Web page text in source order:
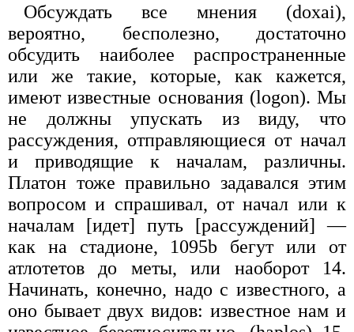
Обсуждать все мнения (doxai),
вероятно, бесполезно, достаточно
обсудить наиболее распространенные
или же такие, которые, как кажется,
имеют известные основания (logon). Мы
не должны упускать из виду, что
рассуждения, отправляющиеся от начал
и приводящие к началам, различны.
Платон тоже правильно задавался этим
вопросом и спрашивал, от начал или к
началам [идет] путь [рассуждений] —
как на стадионе, 1095b бегут или от
атлотетов до меты, или наоборот 14.
Начинать, конечно, надо с известного, а
оно бывает двух видов: известное нам и